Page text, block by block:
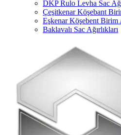
DKP Rulo Levha Sac
Çeşitkenar Köşebant
Eşkenar Köşebent Birim
Baklavalı Sac Ağırlıkları